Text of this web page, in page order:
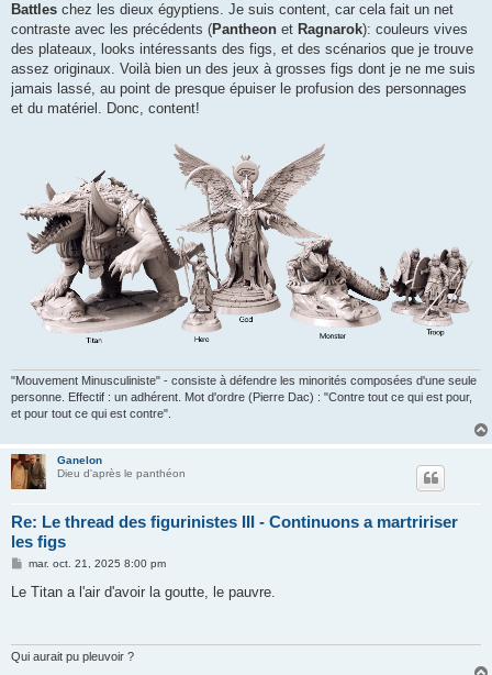
a
g
Battles chez les dieux égyptiens. Je suis content, car cela fait un net
contraste avec les précédents (Pantheon et Ragnarok): couleurs vives
des plateaux, looks intéressants des figs, et des scénarios que je trouve
assez originaux. Voilà bien un des jeux à grosses figs dont je ne me suis
jamais lassé, au point de presque épuiser le profusion des personnages
et du matériel. Donc, content!
"Mouvement Minusculiniste" - consiste à défendre les minorités composées d'une seule
personne. Effectif : un adhérent. Mot d'ordre (Pierre Dac) : "Contre tout ce qui est pour,
et pour tout ce qui est contre".
Ganelon
Dieu d'après le panthéon
Re: Le thread des figurinistes III - Continuons a martririser
les figs
M
s
mar. oct. 21, 2025 8:00 pm
Le Titan a l'air d'avoir la goutte, le pauvre.
Qui aurait pu pleuvoir ?